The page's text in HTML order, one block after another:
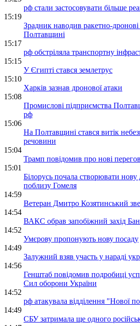
рф стали застосовувати більше
15:19
Зрадник наводив ракетно-
Полтавщині
15:17
рф обстріляла транспортну
15:15
У Єгипті стався землетрус
15:10
Харків зазнав дронової атаки
15:08
Промислові підприємства
рф
15:06
На Полтавщині стався витік
речовини
15:04
Трамп повідомив про нові
15:01
Білорусь почала створювати нову
поблизу Гомеля
14:59
Ветеран Дмитро Козятинський
14:54
ВАКС обрав запобіжний захід
14:52
Умєрову пропонують нову посаду
14:49
Залужний взяв участь у нараді
14:56
Генштаб повідомив подробиці
Сил оборони України
14:52
рф атакувала відділення "Нової
14:49
СБУ затримала ще одного